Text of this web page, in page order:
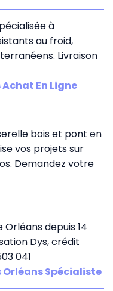
à
au froid,
Livraison
En Ligne
bois et pont en
vos projets sur
Demandez votre
depuis 14
Dys, crédit
041
Orléans Spécialiste